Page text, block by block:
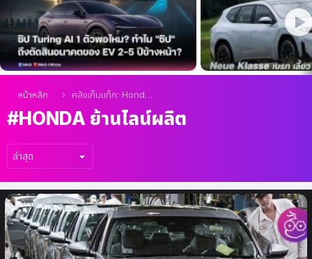
ล่าสุด
คุณอยู่ที่นี่:
หน้าหลัก คลังเก็บแท็ก: Honda ย้านไลน์ผลิต
HONDA ย้านไลน์ผลิต
เรื่อง
ล่าสุด